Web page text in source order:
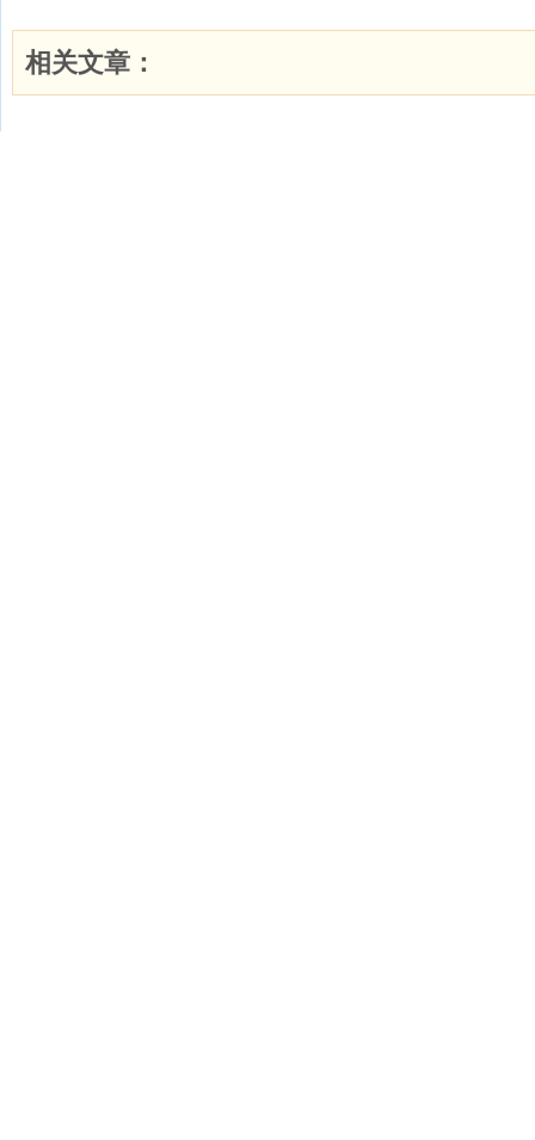
相关文章：